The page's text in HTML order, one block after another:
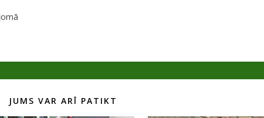
JUMS VAR ARĪ PATIKT